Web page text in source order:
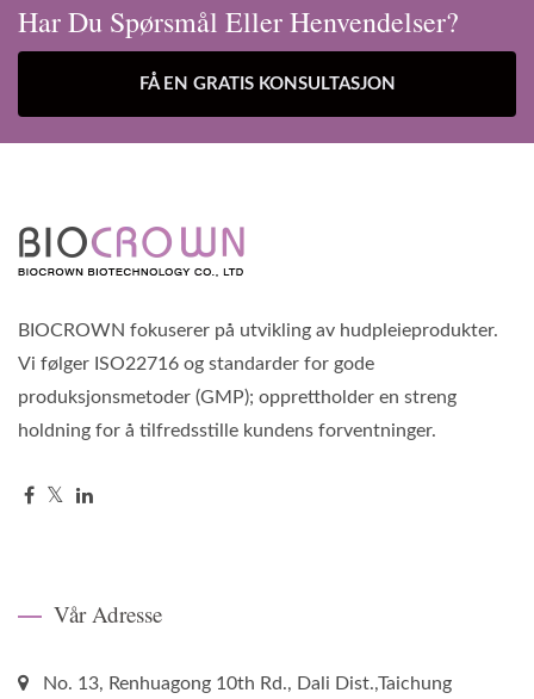
Har Du Spørsmål Eller Henvendelser?
FÅ EN GRATIS KONSULTASJON
BIOCROWN fokuserer på utvikling av hudpleieprodukter.
Vi følger ISO22716 og standarder for gode
produksjonsmetoder (GMP); opprettholder en streng
holdning for å tilfredsstille kundens forventninger.
Vår Adresse
No. 13, Renhuagong 10th Rd., Dali Dist.,Taichung